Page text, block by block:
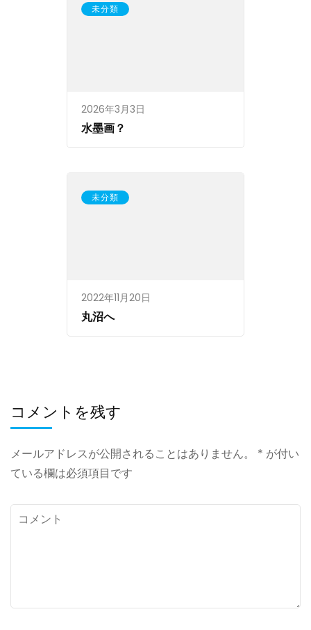
未分類
2026年3月3日
水墨画？
未分類
2022年11月20日
丸沼へ
コメントを残す
メールアドレスが公開されることはありません。 * が付い
ている欄は必須項目です
コ